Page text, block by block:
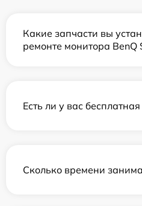
Какие запчасти вы
ремонте монитора BenQ
Есть ли у вас
Сколько времени